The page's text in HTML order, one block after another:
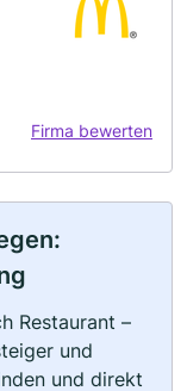
Firma bewerten
Restaurant –
und
und direkt